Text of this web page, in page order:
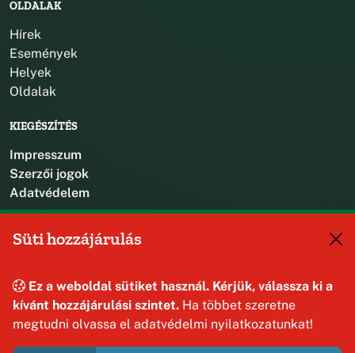
OLDALAK
Hírek
Események
Helyek
Oldalak
KIEGÉSZÍTÉS
Impresszum
Szerzői jogok
Adatvédelem
8192 Hajmáskér, Kossuth Lajos u. 31.
Süti hozzájárulás
Ez a weboldal sütiket használ. Kérjük, válassza ki a
kívánt hozzájárulási szintet. Ha többet szeretne
megtudni olvassa el adatvédelmi nyilatkozatunkat!